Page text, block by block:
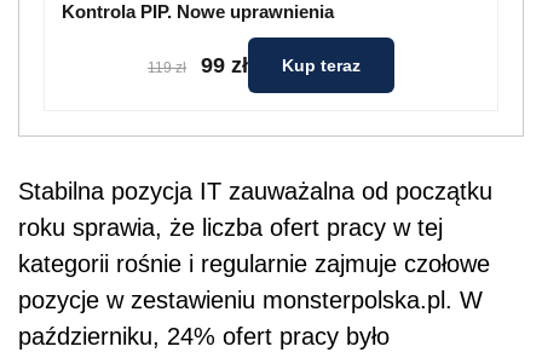
Kontrola PIP. Nowe uprawnienia
119 zł 99 zł Kup teraz
Stabilna pozycja IT zauważalna od początku
roku sprawia, że liczba ofert pracy w tej
kategorii rośnie i regularnie zajmuje czołowe
pozycje w zestawieniu monsterpolska.pl. W
październiku, 24% ofert pracy było